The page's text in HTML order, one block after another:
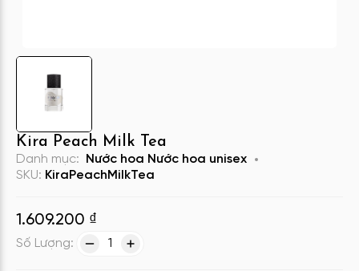
Kira Peach Milk Tea
Danh mục: Nước hoa Nước hoa unisex
SKU: KiraPeachMilkTea
1.609.200 ₫
Số Lượng: 1